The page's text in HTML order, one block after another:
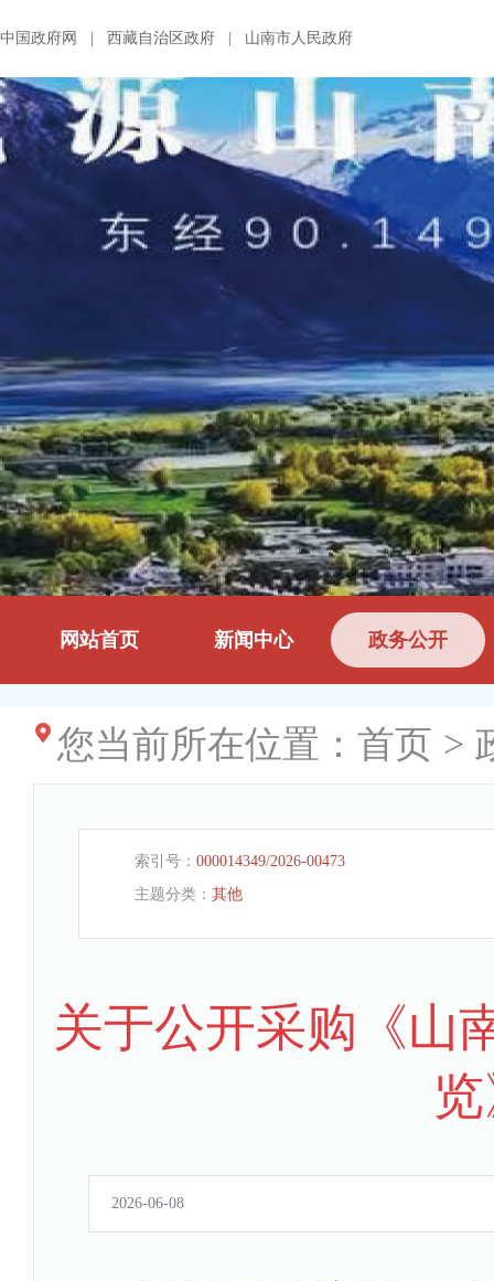
中国政府网 西藏自治区政府 山南市人民政府
网站首页 新闻中心 政务公开
您当前所在位置： 首页 >
索引号： 000014349/2026-00473
主题分类： 其他
关于公开采购《山
2026-06-08